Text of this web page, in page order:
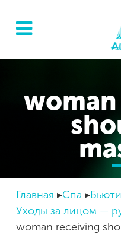
Главная Спа
Бьюти
Уходы за лицом —
woman receiving